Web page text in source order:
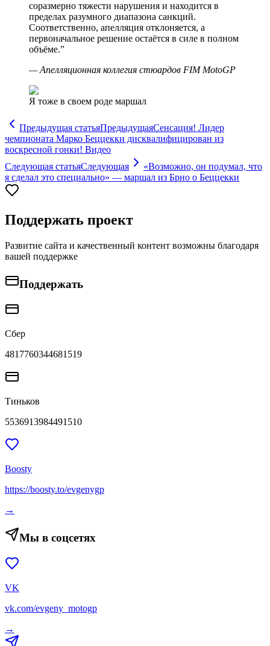
соразмерно тяжести нарушения и находится в
пределах разумного диапазона санкций.
Соответственно, апелляция отклоняется, а
первоначальное решение остаётся в силе в полном
объёме.”
—Апелляционная коллегия стюардов FIM MotoGP
Я тоже в своем роде маршал
Предыдущая статьяПредыдущаяСенсация! Лидер
чемпионата Марко Беццекки дисквалифицирован из
воскресной гонки! Видео
Следующая статьяСледующая
«Возможно, он подумал, что
я сделал это специально» — маршал из Брно о Беццекки
Поддержать проект
Развитие сайта и качественный контент возможны благодаря
вашей поддержке
Поддержать
Сбер
4817760344681519
Тиньков
5536913984491510
Boosty
https://boosty.to/evgenygp
→
Мы в соцсетях
VK
vk.com/evgeny_motogp
→